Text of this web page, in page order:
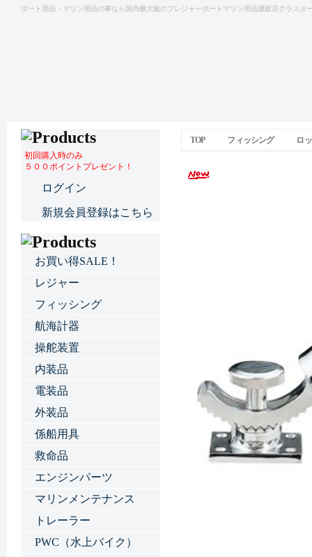
ボート用品・マリン用品の事なら国内最大級のプレジャーボートマリン用品通販店クラスタ
TOP フィッシング ロ
初回購入時のみ
５００ポイントプレゼント！
ログイン
新規会員登録はこちら
お買い得SALE！
レジャー
フィッシング
航海計器
操舵装置
内装品
電装品
外装品
係船用具
救命品
エンジンパーツ
マリンメンテナンス
トレーラー
PWC（水上バイク）